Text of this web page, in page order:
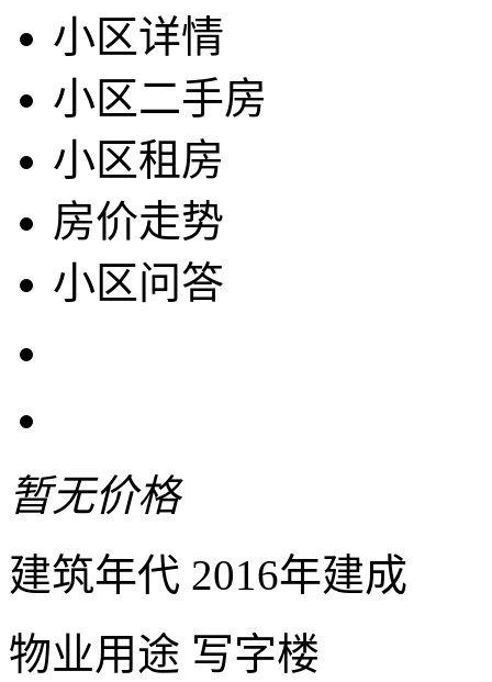
小区详情
小区二手房
小区租房
房价走势
小区问答
暂无价格
建筑年代 2016年建成
物业用途 写字楼